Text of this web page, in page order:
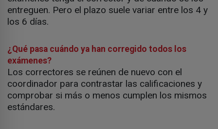
entreguen. Pero el plazo suele variar entre los 4 y
los 6 días.
¿Qué pasa cuándo ya han corregido todos los
exámenes?
Los correctores se reúnen de nuevo con el
coordinador para contrastar las calificaciones y
comprobar si más o menos cumplen los mismos
estándares.